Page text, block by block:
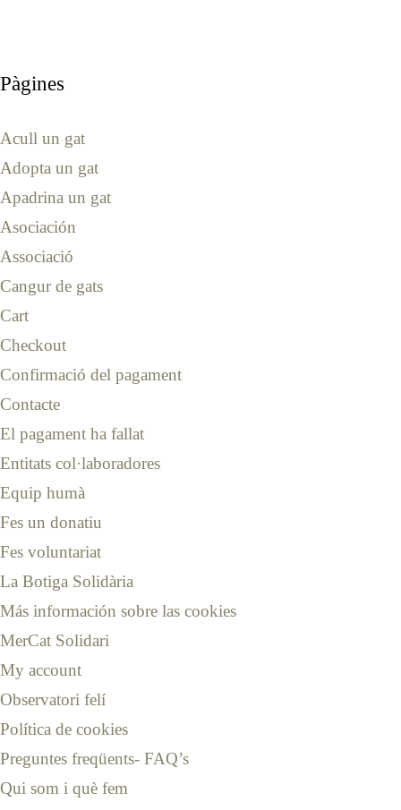
Pàgines
Acull un gat
Adopta un gat
Apadrina un gat
Asociación
Associació
Cangur de gats
Cart
Checkout
Confirmació del pagament
Contacte
El pagament ha fallat
Entitats col·laboradores
Equip humà
Fes un donatiu
Fes voluntariat
La Botiga Solidària
Más información sobre las cookies
MerCat Solidari
My account
Observatori felí
Política de cookies
Preguntes freqüents- FAQ’s
Qui som i què fem